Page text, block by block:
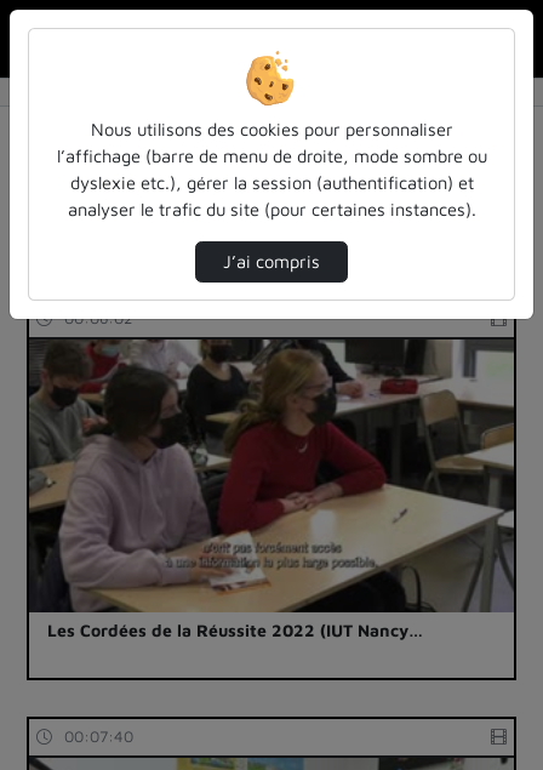
Résultats de la recherche
Filtres actifs (cliquer pour en retirer) :
education
interface reportages
00:06:02
Les Cordées de la Réussite 2022 (IUT Nancy…
00:07:40
Nous utilisons des cookies pour personnaliser
l’affichage (barre de menu de droite, mode sombre ou
dyslexie etc.), gérer la session (authentification) et
analyser le trafic du site (pour certaines instances).
J’ai compris